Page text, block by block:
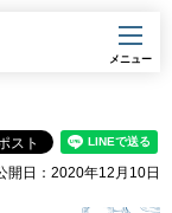
メニュー
開日：2020年12月10日